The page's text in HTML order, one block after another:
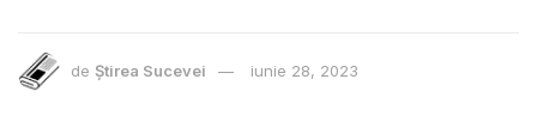
de Știrea Sucevei iunie 28, 2023